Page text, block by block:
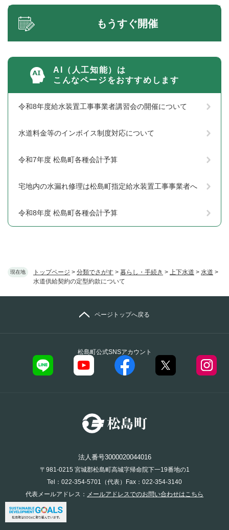
現在地 トップページ > 分類でさがす > 暮らし・手続き > 上下水道 > 水道 >
水道供給契約の定型約款について
もうすぐ開催
AI（人工知能）は
こんなページをおすすめします
令和8年度給水装置工事事業者講習会の開催について
水道料金等のインボイス制度対応について
令和7年度 松島町各種会計予算
宅地内の水漏れ修理は松島町指定給水装置工事事業者へ
令和8年度 松島町各種会計予算
松島町公式SNSアカウント
ページトップへ戻る
法人番号3000020044016
〒981-0215 宮城郡松島町高城字帰命院下一19番地の1
Tel：022-354-5701（代表）Fax：022-354-3140
代表メールアドレス： メールアドレスでのお問い合わせはこちら